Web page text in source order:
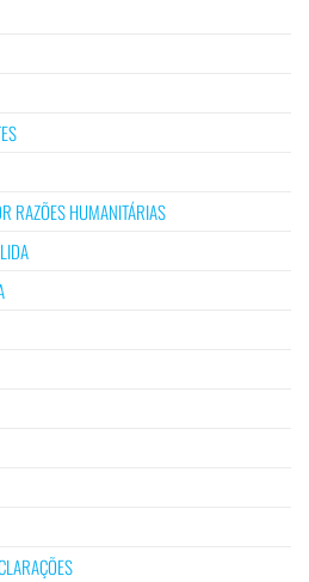
RAZÕES HUMANITÁRIAS